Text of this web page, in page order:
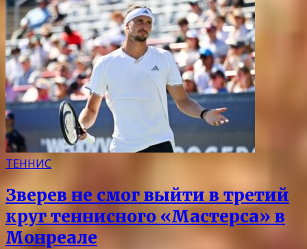
ТЕННИС
Зверев не смог выйти в третий
круг теннисного «Мастерса» в
Монреале